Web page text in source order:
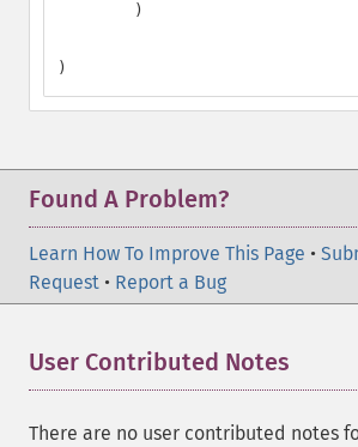
        )
)
Found A Problem?
Learn How To Improve This Page •
Request • Report a Bug
User Contributed Notes
There are no user contributed notes